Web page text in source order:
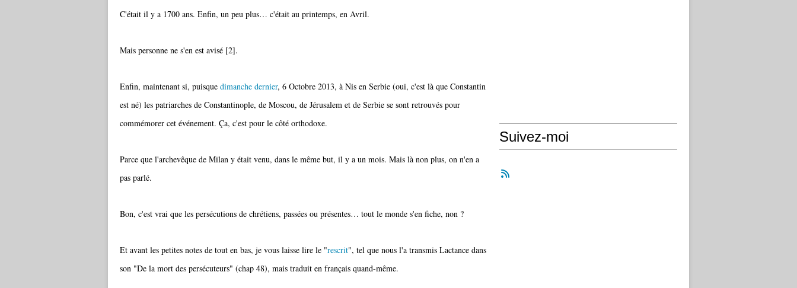
C'était il y a 1700 ans. Enfin, un peu plus… c'était au printemps, en Avril.
Mais personne ne s'en est avisé [2].
Enfin, maintenant si, puisque dimanche dernier, 6 Octobre 2013, à Nis en Serbie (oui, c'est là que Constantin
est né) les patriarches de Constantinople, de Moscou, de Jérusalem et de Serbie se sont retrouvés pour
commémorer cet événement. Ça, c'est pour le côté orthodoxe.
Parce que l'archevêque de Milan y était venu, dans le même but, il y a un mois. Mais là non plus, on n'en a
pas parlé.
Bon, c'est vrai que les persécutions de chrétiens, passées ou présentes… tout le monde s'en fiche, non ?
Et avant les petites notes de tout en bas, je vous laisse lire le "rescrit", tel que nous l'a transmis Lactance dans
son "De la mort des persécuteurs" (chap 48), mais traduit en français quand-même.
Suivez-moi